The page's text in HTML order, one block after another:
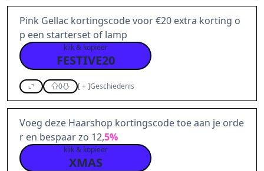
Pink Gellac kortingscode voor €20 extra korting o
p een starterset of lamp
klik & kopieer
FESTIVE20
0 [+]Geschiedenis
Voeg deze Haarshop kortingscode toe aan je orde
r en bespaar zo 12,5%
klik & kopieer
XMAS